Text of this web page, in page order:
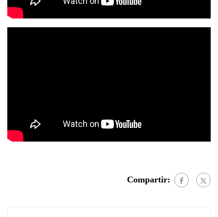
Compartir: